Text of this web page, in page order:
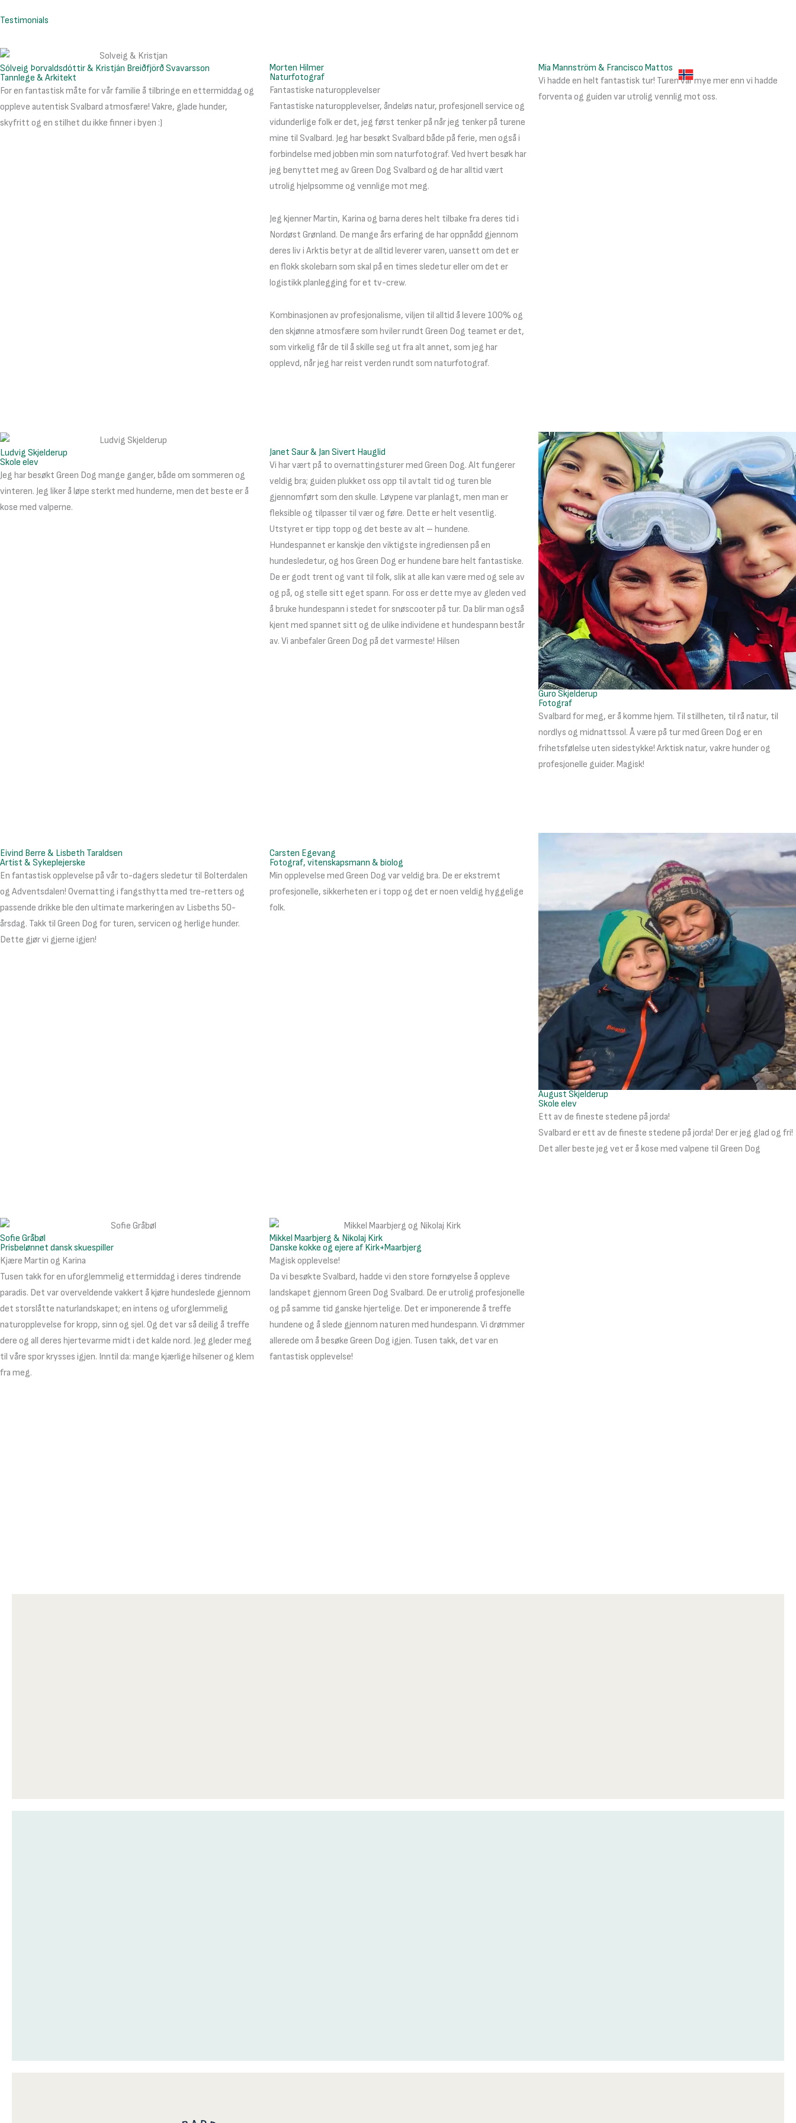
rett
innholdet
Testimonials
Sólveig Þorvaldsdóttir & Kristján Breiðfjörð Svavarsson
Tannlege & Arkitekt
For en fantastisk måte for vår familie å tilbringe en ettermiddag og
oppleve autentisk Svalbard atmosfære! Vakre, glade hunder,
skyfritt og en stilhet du ikke finner i byen :)
Morten Hilmer
Naturfotograf
Fantastiske naturopplevelser
Fantastiske naturopplevelser, åndeløs natur, profesjonell service og
vidunderlige folk er det, jeg først tenker på når jeg tenker på turene
mine til Svalbard. Jeg har besøkt Svalbard både på ferie, men også i
forbindelse med jobben min som naturfotograf. Ved hvert besøk har
jeg benyttet meg av Green Dog Svalbard og de har alltid vært
utrolig hjelpsomme og vennlige mot meg.
Jeg kjenner Martin, Karina og barna deres helt tilbake fra deres tid i
Nordøst Grønland. De mange års erfaring de har oppnådd gjennom
deres liv i Arktis betyr at de alltid leverer varen, uansett om det er
en flokk skolebarn som skal på en times sledetur eller om det er
logistikk planlegging for et tv-crew.
Kombinasjonen av profesjonalisme, viljen til alltid å levere 100% og
den skjønne atmosfære som hviler rundt Green Dog teamet er det,
som virkelig får de til å skille seg ut fra alt annet, som jeg har
opplevd, når jeg har reist verden rundt som naturfotograf.
Mia Mannström & Francisco Mattos
Vi hadde en helt fantastisk tur! Turen var mye mer enn vi hadde
forventa og guiden var utrolig vennlig mot oss.
Ludvig Skjelderup
Skole elev
Jeg har besøkt Green Dog mange ganger, både om sommeren og
vinteren. Jeg liker å løpe sterkt med hunderne, men det beste er å
kose med valperne.
Janet Saur & Jan Sivert Hauglid
Vi har vært på to overnattingsturer med Green Dog. Alt fungerer
veldig bra; guiden plukket oss opp til avtalt tid og turen ble
gjennomført som den skulle. Løypene var planlagt, men man er
fleksible og tilpasser til vær og føre. Dette er helt vesentlig.
Utstyret er tipp topp og det beste av alt – hundene.
Hundespannet er kanskje den viktigste ingrediensen på en
hundesledetur, og hos Green Dog er hundene bare helt fantastiske.
De er godt trent og vant til folk, slik at alle kan være med og sele av
og på, og stelle sitt eget spann. For oss er dette mye av gleden ved
å bruke hundespann i stedet for snøscooter på tur. Da blir man også
kjent med spannet sitt og de ulike individene et hundespann består
av. Vi anbefaler Green Dog på det varmeste! Hilsen
Guro Skjelderup
Fotograf
Svalbard for meg, er å komme hjem. Til stillheten, til rå natur, til
nordlys og midnattssol. Å være på tur med Green Dog er en
frihetsfølelse uten sidestykke! Arktisk natur, vakre hunder og
profesjonelle guider. Magisk!
Eivind Berre & Lisbeth Taraldsen
Artist & Sykeplejerske
En fantastisk opplevelse på vår to-dagers sledetur til Bolterdalen
og Adventsdalen! Overnatting i fangsthytta med tre-retters og
passende drikke ble den ultimate markeringen av Lisbeths 50-
årsdag. Takk til Green Dog for turen, servicen og herlige hunder.
Dette gjør vi gjerne igjen!
Carsten Egevang
Fotograf, vitenskapsmann & biolog
Min opplevelse med Green Dog var veldig bra. De er ekstremt
profesjonelle, sikkerheten er i topp og det er noen veldig hyggelige
folk.
August Skjelderup
Skole elev
Ett av de fineste stedene på jorda!
Svalbard er ett av de fineste stedene på jorda! Der er jeg glad og fri!
Det aller beste jeg vet er å kose med valpene til Green Dog
Sofie Gråbøl
Prisbelønnet dansk skuespiller
Kjære Martin og Karina
Tusen takk for en uforglemmelig ettermiddag i deres tindrende
paradis. Det var overveldende vakkert å kjøre hundeslede gjennom
det storslåtte naturlandskapet; en intens og uforglemmelig
naturopplevelse for kropp, sinn og sjel. Og det var så deilig å treffe
dere og all deres hjertevarme midt i det kalde nord. Jeg gleder meg
til våre spor krysses igjen. Inntil da: mange kjærlige hilsener og klem
fra meg.
Mikkel Maarbjerg & Nikolaj Kirk
Danske kokke og ejere af Kirk+Maarbjerg
Magisk opplevelse!
Da vi besøkte Svalbard, hadde vi den store fornøyelse å oppleve
landskapet gjennom Green Dog Svalbard. De er utrolig profesjonelle
og på samme tid ganske hjertelige. Det er imponerende å treffe
hundene og å slede gjennom naturen med hundespann. Vi drømmer
allerede om å besøke Green Dog igjen. Tusen takk, det var en
fantastisk opplevelse!